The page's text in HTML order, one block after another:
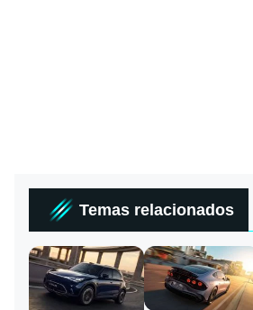
Temas relacionados